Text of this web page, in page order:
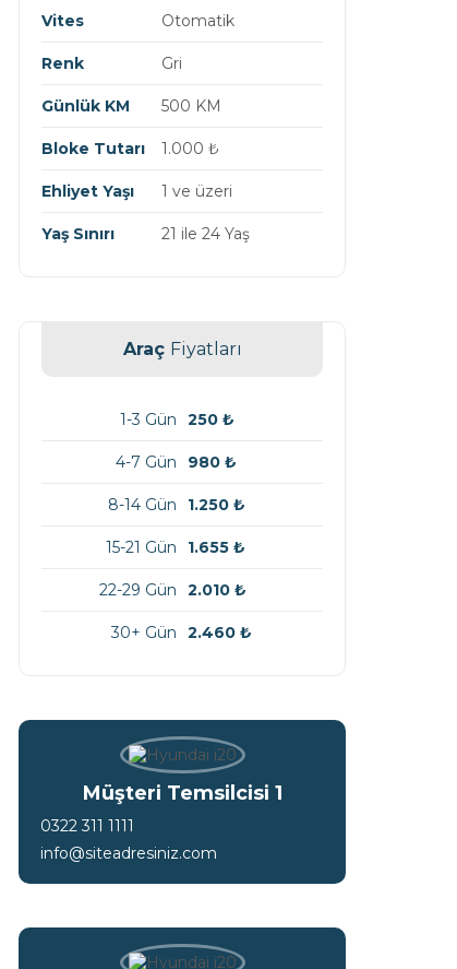
Vites Otomatik
Renk Gri
Günlük KM 500 KM
Bloke Tutarı 1.000 ₺
Ehliyet Yaşı 1 ve üzeri
Yaş Sınırı 21 ile 24 Yaş
Araç Fiyatları
1-3 Gün 250 ₺
4-7 Gün 980 ₺
8-14 Gün 1.250 ₺
15-21 Gün 1.655 ₺
22-29 Gün 2.010 ₺
30+ Gün 2.460 ₺
Müşteri Temsilcisi 1
0322 311 1111
info@siteadresiniz.com